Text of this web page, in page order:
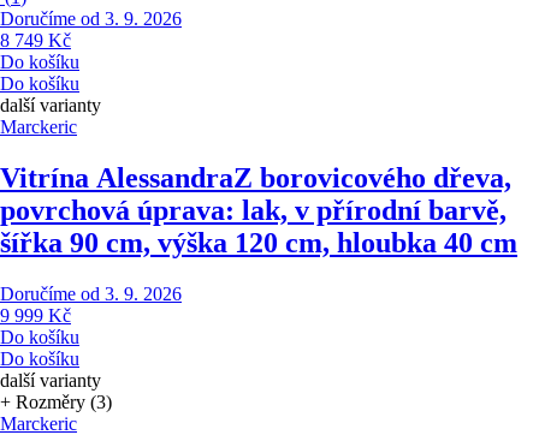
Doručíme od 3. 9. 2026
8 749 Kč
Do košíku
Do košíku
další varianty
Marckeric
Vitrína AlessandraZ borovicového dřeva,
povrchová úprava: lak, v přírodní barvě,
šířka 90 cm, výška 120 cm, hloubka 40 cm
Doručíme od 3. 9. 2026
9 999 Kč
Do košíku
Do košíku
další varianty
+ Rozměry (3)
Marckeric